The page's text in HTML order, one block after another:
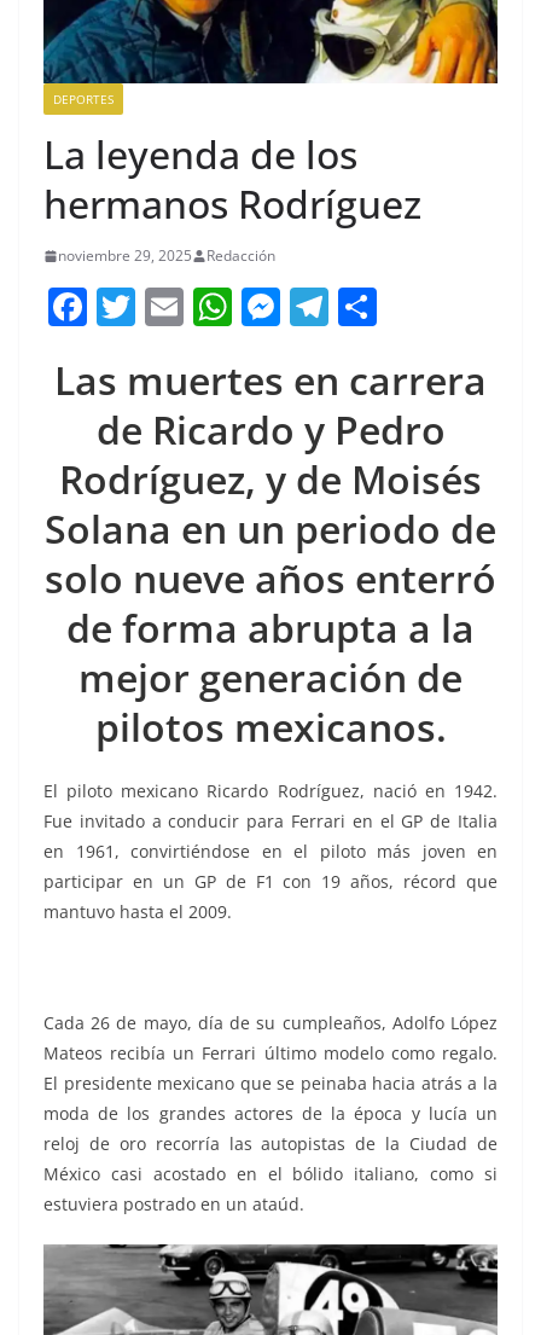
DEPORTES
La leyenda de los
hermanos Rodríguez
noviembre 29, 2025 Redacción
F
c
e
b
o
o
k
T
itt
er
E
ai
l
W
at
s
A
p
p
M
ss
e
n
g
er
T
e
gr
a
m
m
p
ar
tir
Las muertes en carrera
de Ricardo y Pedro
Rodríguez, y de Moisés
Solana en un periodo de
solo nueve años enterró
de forma abrupta a la
mejor generación de
pilotos mexicanos.
El piloto mexicano Ricardo Rodríguez, nació en 1942.
Fue invitado a conducir para Ferrari en el GP de Italia
en 1961, convirtiéndose en el piloto más joven en
participar en un GP de F1 con 19 años, récord que
mantuvo hasta el 2009.
Cada 26 de mayo, día de su cumpleaños, Adolfo López
Mateos recibía un Ferrari último modelo como regalo.
El presidente mexicano que se peinaba hacia atrás a la
moda de los grandes actores de la época y lucía un
reloj de oro recorría las autopistas de la Ciudad de
México casi acostado en el bólido italiano, como si
estuviera postrado en un ataúd.